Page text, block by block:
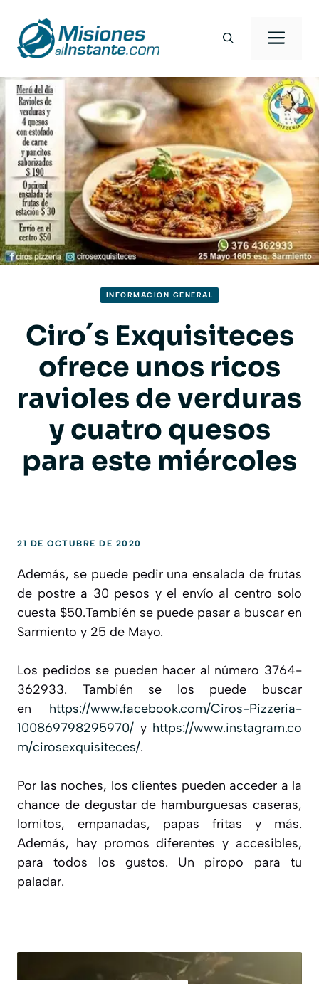
contenido
INFORMACION GENERAL
Ciro´s Exquisiteces
ofrece unos ricos
ravioles de verduras
y cuatro quesos
para este miércoles
21 DE OCTUBRE DE 2020
Además, se puede pedir una ensalada de frutas
de postre a 30 pesos y el envío al centro solo
cuesta $50.También se puede pasar a buscar en
Sarmiento y 25 de Mayo.
Los pedidos se pueden hacer al número 3764-
362933. También se los puede buscar
en https://www.facebook.com/Ciros-Pizzeria-
100869798295970/ y https://www.instagram.co
m/cirosexquisiteces/.
Por las noches, los clientes pueden acceder a la
chance de degustar de hamburguesas caseras,
lomitos, empanadas, papas fritas y más.
Además, hay promos diferentes y accesibles,
para todos los gustos. Un piropo para tu
paladar.